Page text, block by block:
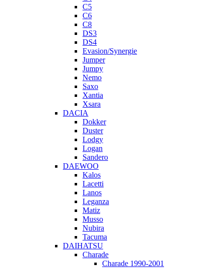
C5
C6
C8
DS3
DS4
Evasion/Synergie
Jumper
Jumpy
Nemo
Saxo
Xantia
Xsara
DACIA
Dokker
Duster
Lodgy
Logan
Sandero
DAEWOO
Kalos
Lacetti
Lanos
Leganza
Matiz
Musso
Nubira
Tacuma
DAIHATSU
Charade
Charade 1990-2001